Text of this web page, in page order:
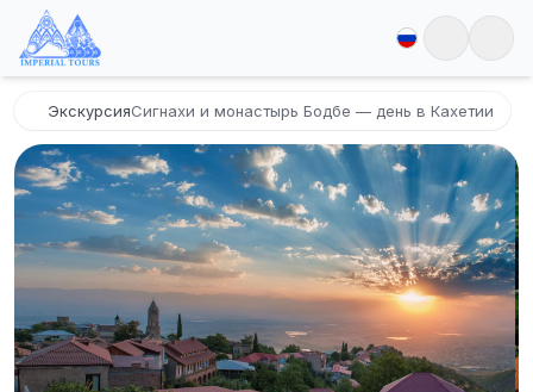
ЭкскурсияСигнахи и монастырь Бодбе — день в Кахетии